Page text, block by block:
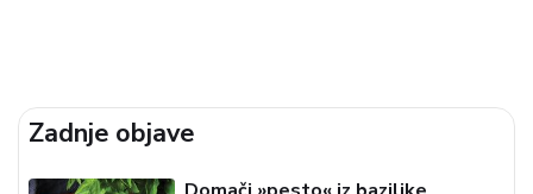
helikopterja pa...
Zadnje objave